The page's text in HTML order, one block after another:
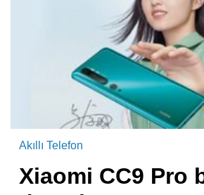
Akıllı Telefon
Xiaomi CC9 Pro